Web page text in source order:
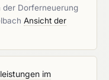
der Dorferneuerung
Ansicht der
im